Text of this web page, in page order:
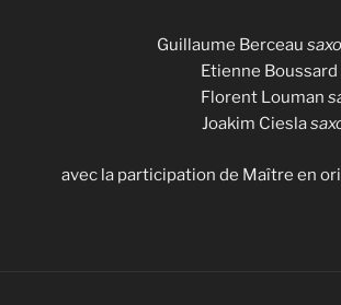
Guillaume Berceau
Etienne Boussard
Florent Louman
Joakim Ciesla
avec la participation de Maître en